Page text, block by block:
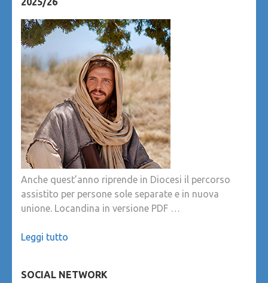
Anche quest’anno riprende in Diocesi il percorso
assistito per persone sole separate e in nuova
unione. Locandina in versione PDF …
Leggi tutto
SOCIAL NETWORK